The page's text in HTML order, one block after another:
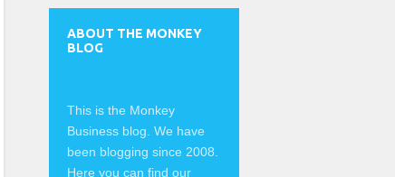
ABOUT THE MONKEY
BLOG
This is the Monkey
Business blog. We have
been blogging since 2008.
Here you can find our